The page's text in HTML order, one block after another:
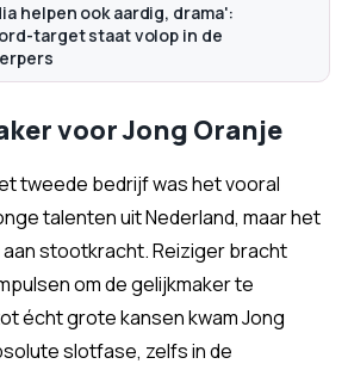
helpen ook aardig, drama':
target staat volop in de
voor Jong Oranje
tweede bedrijf was het vooral
talenten uit Nederland, maar het
stootkracht. Reiziger bracht
om de gelijkmaker te
écht grote kansen kwam Jong
slotfase, zelfs in de